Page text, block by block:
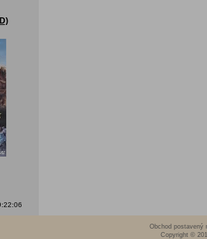
Obchod postavený
Copyright ©